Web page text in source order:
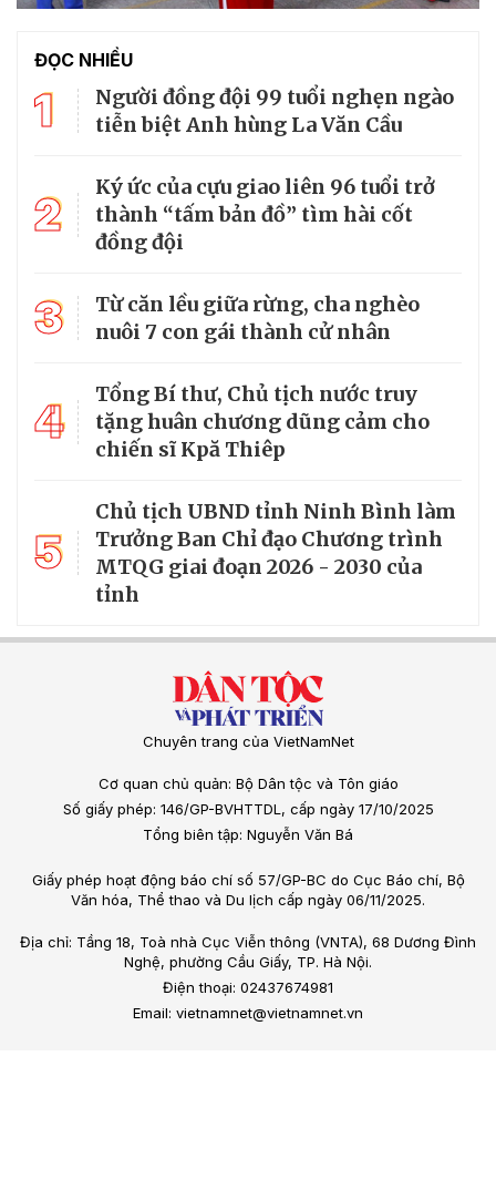
ĐỌC NHIỀU
1
Người đồng đội 99 tuổi nghẹn ngào
tiễn biệt Anh hùng La Văn Cầu
2
Ký ức của cựu giao liên 96 tuổi trở
thành “tấm bản đồ” tìm hài cốt
đồng đội
3
Từ căn lều giữa rừng, cha nghèo
nuôi 7 con gái thành cử nhân
4
Tổng Bí thư, Chủ tịch nước truy
tặng huân chương dũng cảm cho
chiến sĩ Kpă Thiêp
5
Chủ tịch UBND tỉnh Ninh Bình làm
Trưởng Ban Chỉ đạo Chương trình
MTQG giai đoạn 2026 - 2030 của
tỉnh
Chuyên trang của VietNamNet
Cơ quan chủ quản: Bộ Dân tộc và Tôn giáo
Số giấy phép: 146/GP-BVHTTDL, cấp ngày 17/10/2025
Tổng biên tập: Nguyễn Văn Bá
Giấy phép hoạt động báo chí số 57/GP-BC do Cục Báo chí, Bộ
Văn hóa, Thể thao và Du lịch cấp ngày 06/11/2025.
Địa chỉ: Tầng 18, Toà nhà Cục Viễn thông (VNTA), 68 Dương Đình
Nghệ, phường Cầu Giấy, TP. Hà Nội.
Điện thoại: 02437674981
Email: vietnamnet@vietnamnet.vn